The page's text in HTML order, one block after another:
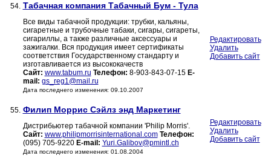
54. Табачная компания Табачный Бум - Тула
Все виды табачной продукции: трубки, кальяны,
сигаретные и трубочные табаки, сигары, сигареты,
сигариллы, а также различные аксессуары и
зажигалки. Вся продукция имеет сертификаты
соответствия Государственному стандарту и
изготавливается из высококачеств
Сайт: www.tabum.ru Телефон: 8-903-843-07-15 E-
mail: gs_reg1@mail.ru
Дата последнего изменения: 09.10.2007
Редактировать
Удалить
Добавить сайт
55. Филип Моррис Сэйлз энд Маркетинг
Дистрибьютер табачной компании 'Philip Morris'.
Сайт: www.philipmorrisinternational.com Телефон:
(095) 705-9220 E-mail: Yuri.Galibov@pmintl.ch
Дата последнего изменения: 01.08.2004
Редактировать
Удалить
Добавить сайт